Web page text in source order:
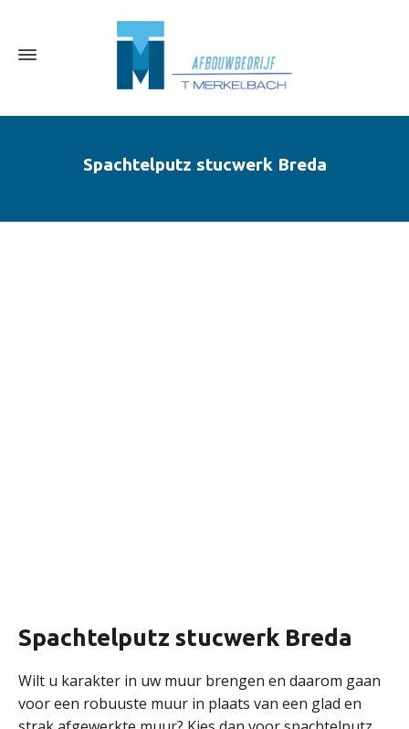
Spachtelputz stucwerk Breda
Spachtelputz stucwerk Breda
Wilt u karakter in uw muur brengen en daarom gaan
voor een robuuste muur in plaats van een glad en